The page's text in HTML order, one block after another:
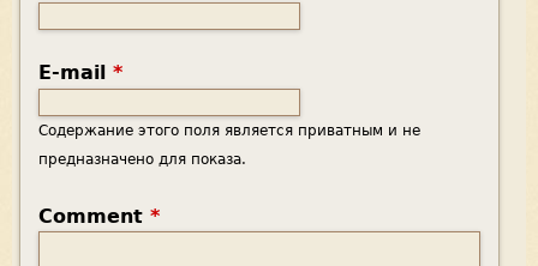
E-mail *
Содержание этого поля является приватным и не
предназначено для показа.
Comment *